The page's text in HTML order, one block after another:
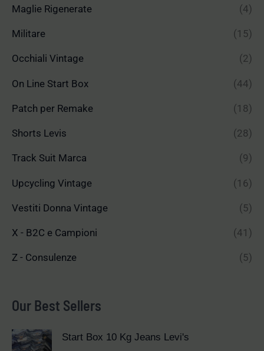
Maglie Rigenerate (4)
Militare (15)
Occhiali Vintage (2)
On Line Start Box (44)
Patch per Remake (18)
Shorts Levis (28)
Track Suit Marca (9)
Upcycling Vintage (16)
Vestiti Donna Vintage (5)
X - B2C e Campioni (41)
Z - Consulenze (5)
Our Best Sellers
Start Box 10 Kg Jeans Levi's